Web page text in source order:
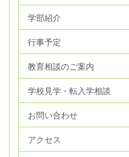
学部紹介
行事予定
教育相談のご案内
学校見学・転入学相談
お問い合わせ
アクセス